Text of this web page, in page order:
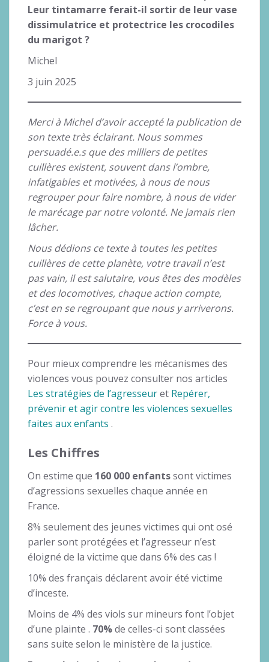
Leur tintamarre ferait-il sortir de leur vase
dissimulatrice et protectrice les crocodiles
du marigot ?
Michel
3 juin 2025
Merci à Michel d’avoir accepté la publication de
son texte très éclairant. Nous sommes
persuadé.e.s que des milliers de petites
cuillères existent, souvent dans l’ombre,
infatigables et motivées, à nous de nous
regrouper pour faire nombre, à nous de vider
le marécage par notre volonté. Ne jamais rien
lâcher.
Nous dédions ce texte à toutes les petites
cuillères de cette planète, votre travail n’est
pas vain, il est salutaire, vous êtes des modèles
et des locomotives, chaque action compte,
c’est en se regroupant que nous y arriverons.
Force à vous.
Pour mieux comprendre les mécanismes des
violences vous pouvez consulter nos articles
Les stratégies de l’agresseuret Repérer,
prévenir et agir contre les violences sexuelles
faites aux enfants .
Les Chiffres
On estime que 160 000 enfantssont victimes
d’agressions sexuelles chaque année en
France.
8% seulement des jeunes victimes qui ont osé
parler sont protégées et l’agresseur n’est
éloigné de la victime que dans 6% des cas !
10% des français déclarent avoir été victime
d’inceste.
Moins de 4% des viols sur mineurs font l’objet
d’une plainte . 70%de celles-ci sont classées
sans suite selon le ministère de la justice.